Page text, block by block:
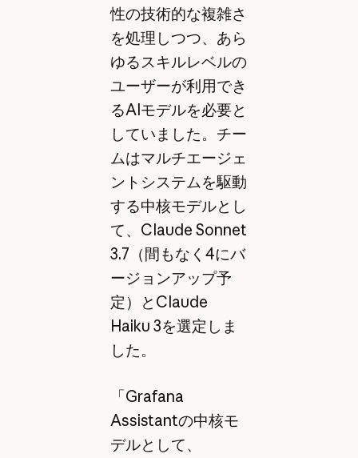
性の技術的な複雑さ
を処理しつつ、あら
ゆるスキルレベルの
ユーザーが利用でき
るAIモデルを必要と
していました。チー
ムはマルチエージェ
ントシステムを駆動
する中核モデルとし
て、Claude Sonnet
3.7（間もなく4にバ
ージョンアップ予
定）とClaude
Haiku 3を選定しま
した。
「Grafana
Assistantの中核モ
デルとして、